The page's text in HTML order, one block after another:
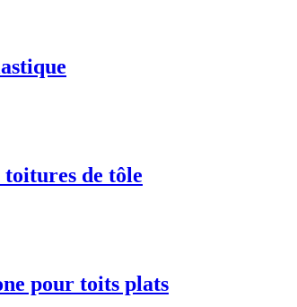
de tôle
pour toits plats